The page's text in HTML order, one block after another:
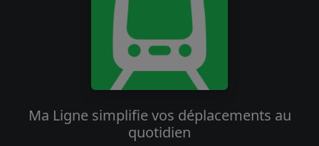
Ma Ligne simplifie vos déplacements au
quotidien